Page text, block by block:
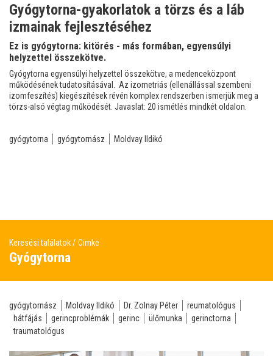
Gyógytorna-gyakorlatok a törzs és a láb
izmainak fejlesztéséhez
Ez is gyógytorna: kitörés - más formában, egyensúlyi
helyzettel összekötve.
Gyógytorna egyensúlyi helyzettel összekötve, a medenceközpont
működésének tudatosításával. Az izometriás (ellenállással szembeni
izomfeszítés) kiegészítések révén komplex rendszerben ismerjük meg a
törzs-alsó végtag működését. Javaslat: 20 ismétlés mindkét oldalon.
gyógytorna gyógytornász Moldvay Ildikó
Keresési találatok Cimke
Gyógytorna
gyógytornász Moldvay Ildikó Dr. Zolnay Péter
reumatológus
hátfájás
gerincproblémák gerinc ülőmunka
gerinctorna
traumatológus